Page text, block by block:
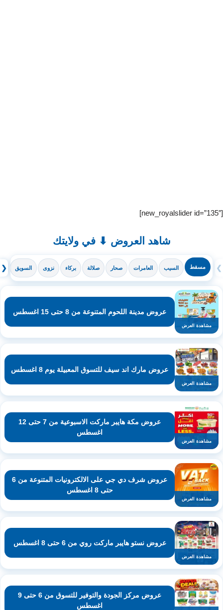
[new_royalslider id=”135″]
شاهد العروض ⬇ في ولايتك
❮ مسقط السيب العامرات صحار صلالة بركاء نزوى السويق ❯
مشاهدة العرض
عروض مدينة اللحوم المتنوعة من 8 حتى 15 اغسطس
مشاهدة العرض
عروض مارك اند سيف للتسوق المعبيلة يوم 8 اغسطس
مشاهدة العرض
عروض مكة هايبر ماركت الاسبوعية من 7 حتى 12
اغسطس
مشاهدة العرض
عروض شرف دي جي على الالكترونيات المتنوعة من 6
حتى 8 اغسطس
مشاهدة العرض
عروض نستو هايبر ماركت روي من 6 حتى 8 اغسطس
عروض مركز الجودة والتوفير للتسوق من 6 حتى 9
اغسطس